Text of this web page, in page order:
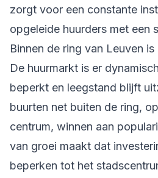
zorgt voor een constante
opgeleide huurders met een
Binnen de ring van Leuven
De huurmarkt is er
beperkt en leegstand blijft
buurten net buiten de ring,
centrum, winnen aan
van groei maakt dat
beperken tot het